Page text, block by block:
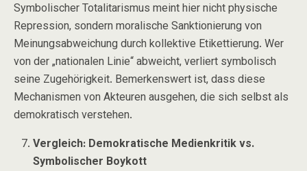
Symbolischer Totalitarismus meint hier nicht physische
Repression, sondern moralische Sanktionierung von
Meinungsabweichung durch kollektive Etikettierung. Wer
von der „nationalen Linie“ abweicht, verliert symbolisch
seine Zugehörigkeit. Bemerkenswert ist, dass diese
Mechanismen von Akteuren ausgehen, die sich selbst als
demokratisch verstehen.
Vergleich: Demokratische Medienkritik vs.
Symbolischer Boykott